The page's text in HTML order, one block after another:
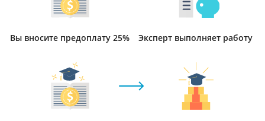
Вы вносите предоплату 25% Эксперт выполняет работу